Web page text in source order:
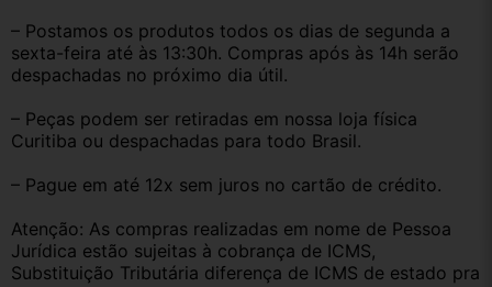
– Postamos os produtos todos os dias de segunda a
sexta-feira até às 13:30h. Compras após às 14h serão
despachadas no próximo dia útil.
– Peças podem ser retiradas em nossa loja física
Curitiba ou despachadas para todo Brasil.
– Pague em até 12x sem juros no cartão de crédito.
Atenção: As compras realizadas em nome de Pessoa
Jurídica estão sujeitas à cobrança de ICMS,
Substituição Tributária diferença de ICMS de estado pra